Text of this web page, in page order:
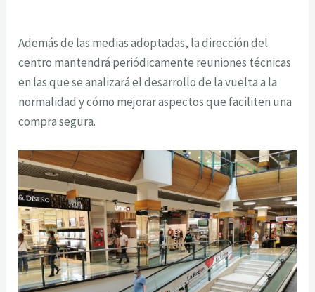
Además de las medias adoptadas, la dirección del
centro mantendrá periódicamente reuniones técnicas
en las que se analizará el desarrollo de la vuelta a la
normalidad y cómo mejorar aspectos que faciliten una
compra segura.